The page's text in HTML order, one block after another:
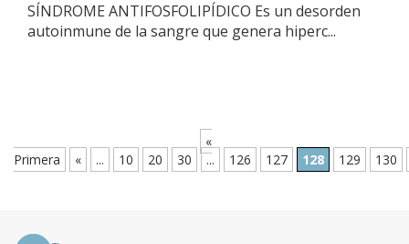
SÍNDROME ANTIFOSFOLIPÍDICO Es un desorden
autoinmune de la sangre que genera hiperc...
«
Primera
« ... 10 20 30 ... 126 127 128 129 130